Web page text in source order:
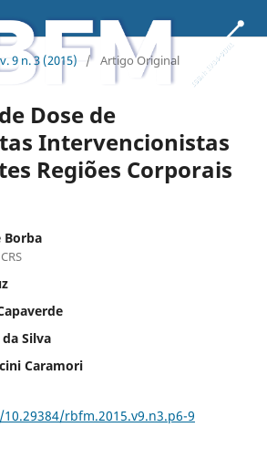
v. 9 n. 3 (2015) / Artigo Original
Dose de
Intervencionistas
Regiões Corporais
Borba
Silva
Caramori
rbfm.2015.v9.n3.p6-9